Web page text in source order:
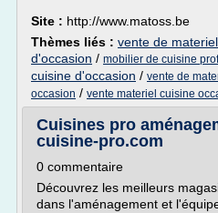
Site : http://www.matoss.be
Thèmes liés : vente de
d'occasion / mobilier de cuisine
cuisine d'occasion / vente de
occasion / vente materiel cuisine
Cuisines pro
cuisine-pro.com
0 commentaire
Découvrez les meilleurs
dans l'aménagement et